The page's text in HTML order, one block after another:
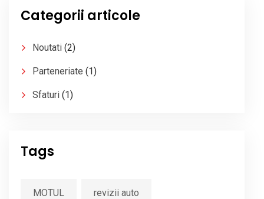
Categorii articole
Noutati (2)
Parteneriate (1)
Sfaturi (1)
Tags
MOTUL revizii auto